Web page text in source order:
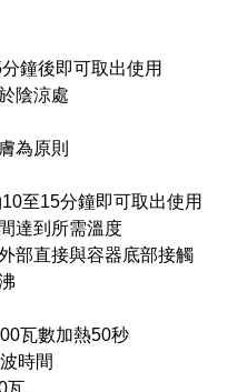
鐘後即可取出使用
陰涼處
為原則
至15分鐘即可取出使用
達到所需溫度
部直接與容器底部接觸
瓦數加熱50秒
時間